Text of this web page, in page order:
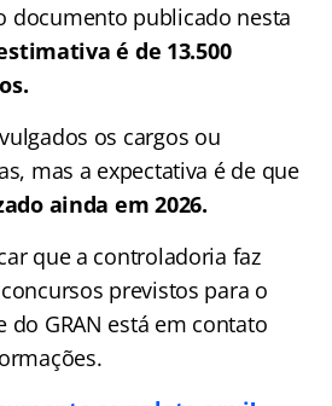
documento publicado nesta
é de 13.500
os cargos ou
mas a expectativa é de que
ainda em 2026.
que a controladoria faz
previstos para o
GRAN está em contato